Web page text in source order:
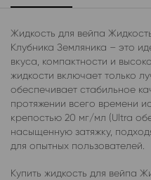
Жидкость для вейпа
Клубника Земляника – это
вкуса, компактности и
жидкости включает только
обеспечивает стабильное
протяжении всего времени
крепостью 20 мг/мл (Ultra
насыщенную затяжку,
для опытных пользователей.
Купить жидкость для вейпа